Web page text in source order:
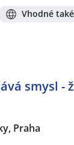
Vhodné
smysl -
Praha